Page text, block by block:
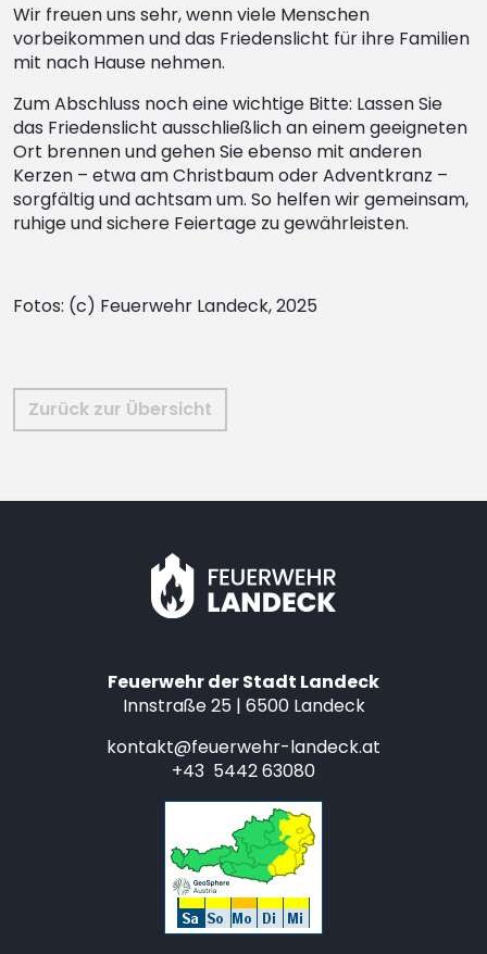
Wir freuen uns sehr, wenn viele Menschen
vorbeikommen und das Friedenslicht für ihre Familien
mit nach Hause nehmen.
Zum Abschluss noch eine wichtige Bitte: Lassen Sie
das Friedenslicht ausschließlich an einem geeigneten
Ort brennen und gehen Sie ebenso mit anderen
Kerzen – etwa am Christbaum oder Adventkranz –
sorgfältig und achtsam um. So helfen wir gemeinsam,
ruhige und sichere Feiertage zu gewährleisten.
Fotos: (c) Feuerwehr Landeck, 2025
Zurück zur Übersicht
Feuerwehr der Stadt Landeck
Innstraße 25 | 6500 Landeck
kontakt@feuerwehr-landeck.at
+43 5442 63080